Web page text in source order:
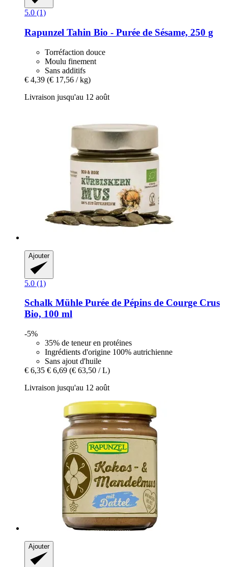
5.0 (1)
Rapunzel Tahin Bio -​ Purée de Sésame, 250 g
Torréfaction douce
Moulu finement
Sans additifs
€ 4,39 (€ 17,56 / kg)
Livraison jusqu'au 12 août
Ajouter
5.0 (1)
Schalk Mühle Purée de Pépins de Courge Crus
Bio, 100 ml
-5%
35% de teneur en protéines
Ingrédients d'origine 100% autrichienne
Sans ajout d'huile
€ 6,35 € 6,69 (€ 63,50 / L)
Livraison jusqu'au 12 août
Ajouter